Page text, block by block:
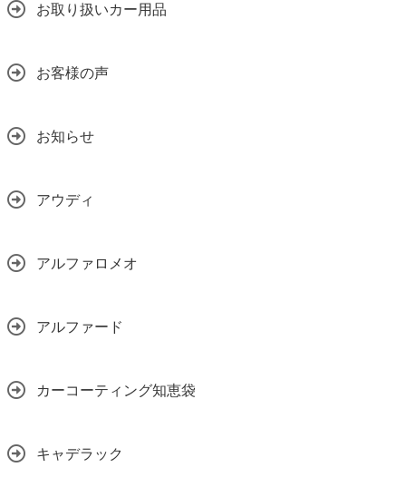
お取り扱いカー用品
お客様の声
お知らせ
アウディ
アルファロメオ
アルファード
カーコーティング知恵袋
キャデラック